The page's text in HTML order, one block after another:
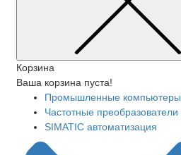
Корзина
Ваша корзина пуста!
Промышленные компьютеры
Частотные преобразователи
SIMATIC автоматизация